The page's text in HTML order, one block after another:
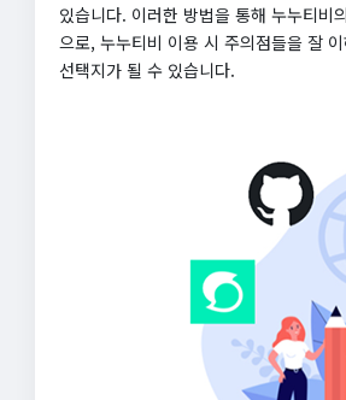
있습니다. 이러한 방법을 통해 누누티비
으로, 누누티비 이용 시 주의점들을 잘
선택지가 될 수 있습니다.